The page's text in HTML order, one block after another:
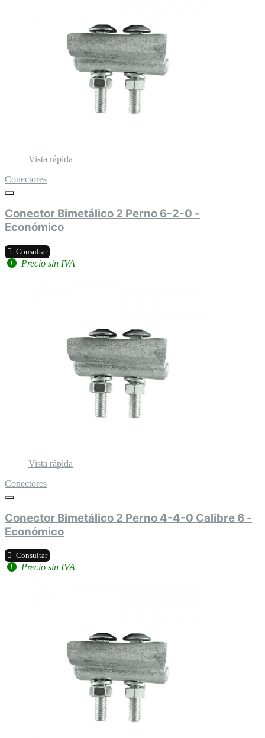
Vista rápida
Conectores
Conector Bimetálico 2 Perno 6-2-0 -
Económico
Consultar
Precio sin IVA
Vista rápida
Conectores
Conector Bimetálico 2 Perno 4-4-0 Calibre 6 -
Económico
Consultar
Precio sin IVA